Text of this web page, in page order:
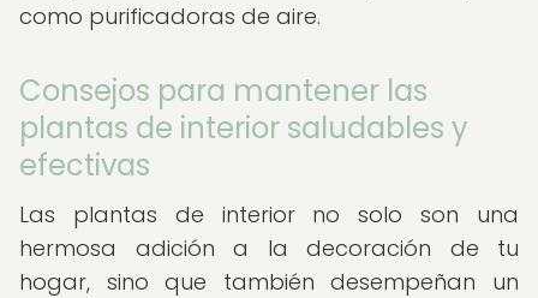
como purificadoras de aire.
Consejos para mantener las
plantas de interior saludables y
efectivas
Las plantas de interior no solo son una
hermosa adición a la decoración de tu
hogar, sino que también desempeñan un